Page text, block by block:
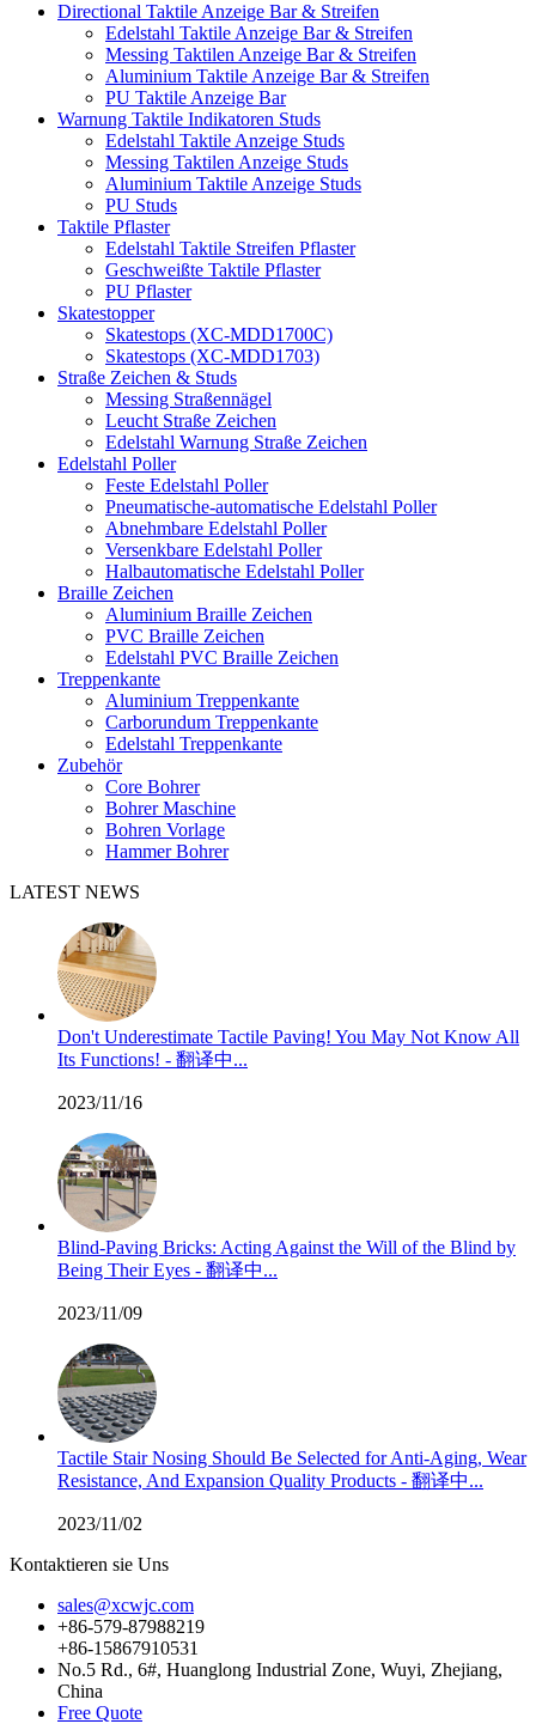
Directional Taktile Anzeige Bar & Streifen
Edelstahl Taktile Anzeige Bar & Streifen
Messing Taktilen Anzeige Bar & Streifen
Aluminium Taktile Anzeige Bar & Streifen
PU Taktile Anzeige Bar
Warnung Taktile Indikatoren Studs
Edelstahl Taktile Anzeige Studs
Messing Taktilen Anzeige Studs
Aluminium Taktile Anzeige Studs
PU Studs
Taktile Pflaster
Edelstahl Taktile Streifen Pflaster
Geschweißte Taktile Pflaster
PU Pflaster
Skatestopper
Skatestops (XC-MDD1700C)
Skatestops (XC-MDD1703)
Straße Zeichen & Studs
Messing Straßennägel
Leucht Straße Zeichen
Edelstahl Warnung Straße Zeichen
Edelstahl Poller
Feste Edelstahl Poller
Pneumatische-automatische Edelstahl Poller
Abnehmbare Edelstahl Poller
Versenkbare Edelstahl Poller
Halbautomatische Edelstahl Poller
Braille Zeichen
Aluminium Braille Zeichen
PVC Braille Zeichen
Edelstahl PVC Braille Zeichen
Treppenkante
Aluminium Treppenkante
Carborundum Treppenkante
Edelstahl Treppenkante
Zubehör
Core Bohrer
Bohrer Maschine
Bohren Vorlage
Hammer Bohrer
LATEST NEWS
Don't Underestimate Tactile Paving! You May Not Know All
Its Functions! - 翻译中...
2023/11/16
Blind-Paving Bricks: Acting Against the Will of the Blind by
Being Their Eyes - 翻译中...
2023/11/09
Tactile Stair Nosing Should Be Selected for Anti-Aging, Wear
Resistance, And Expansion Quality Products - 翻译中...
2023/11/02
Kontaktieren sie Uns
sales@xcwjc.com
+86-579-87988219
+86-15867910531
No.5 Rd., 6#, Huanglong Industrial Zone, Wuyi, Zhejiang,
China
Free Quote